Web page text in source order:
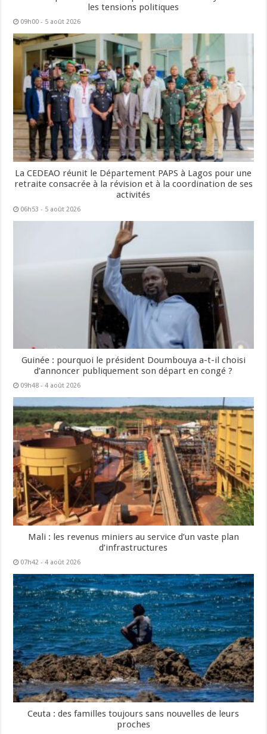
les tensions politiques
09h00 - 5 août 2026
La CEDEAO réunit le Département PAPS à Lagos pour une
retraite consacrée à la révision et à la coordination de ses
activités
06h53 - 5 août 2026
Guinée : pourquoi le président Doumbouya a-t-il choisi
d’annoncer publiquement son départ en congé ?
09h48 - 4 août 2026
Mali : les revenus miniers au service d’un vaste plan
d’infrastructures
07h42 - 4 août 2026
Ceuta : des familles toujours sans nouvelles de leurs
proches